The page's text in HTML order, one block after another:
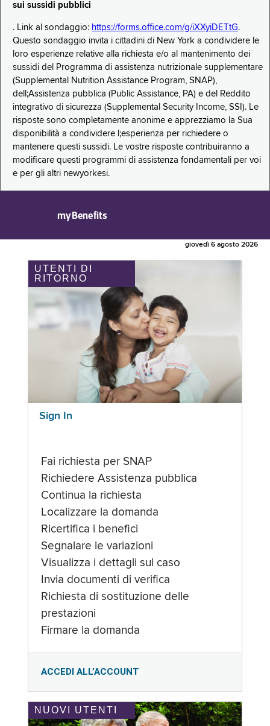
sui sussidi pubblici
. Link al sondaggio: https://forms.office.com/g/iXXyiDETtG.
Questo sondaggio invita i cittadini di New York a condividere le
loro esperienze relative alla richiesta e/o al mantenimento dei
sussidi del Programma di assistenza nutrizionale supplementare
(Supplemental Nutrition Assistance Program, SNAP),
dell;Assistenza pubblica (Public Assistance, PA) e del Reddito
integrativo di sicurezza (Supplemental Security Income, SSI). Le
risposte sono completamente anonime e apprezziamo la Sua
disponibilità a condividere l;esperienza per richiedere o
mantenere questi sussidi. Le vostre risposte contribuiranno a
modificare questi programmi di assistenza fondamentali per voi
e per gli altri newyorkesi.
myBenefits
giovedì 6 agosto 2026
UTENTI DI
RITORNO
Sign In
Fai richiesta per SNAP
Richiedere Assistenza pubblica
Continua la richiesta
Localizzare la domanda
Ricertifica i benefici
Segnalare le variazioni
Visualizza i dettagli sul caso
Invia documenti di verifica
Richiesta di sostituzione delle
prestazioni
Firmare la domanda
ACCEDI ALL’ACCOUNT
NUOVI UTENTI